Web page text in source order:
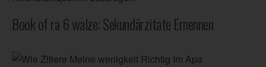
Book of ra 6 walze: Sekundärzitate Ernennen